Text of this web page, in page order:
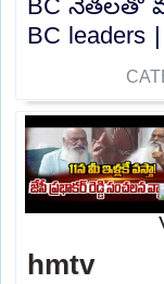
BC నేతలతో
BC leaders
hmtv